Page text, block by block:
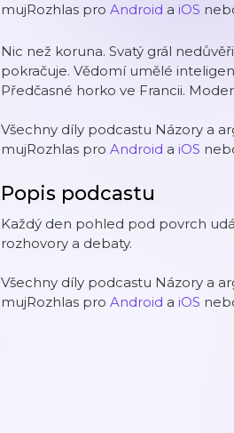
mujRozhlas pro Android a iOS
Nic než koruna. Svatý grál
pokračuje. Vědomí umělé
Předčasné horko ve Francii.
Všechny díly podcastu Názory a
mujRozhlas pro Android a iOS
Popis podcastu
Každý den pohled pod povrch
rozhovory a debaty.
Všechny díly podcastu Názory a
mujRozhlas pro Android a iOS